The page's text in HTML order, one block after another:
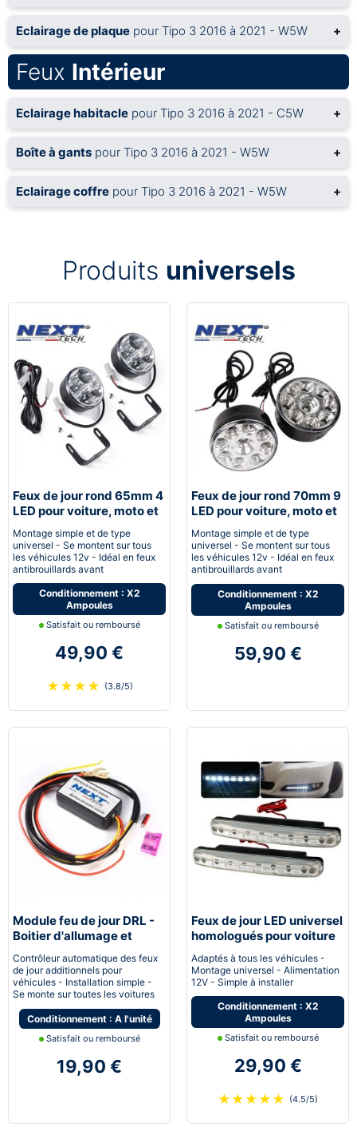
Eclairage de plaque pour Tipo 3 2016 à 2021 - W5W +
Feux Intérieur
Eclairage habitacle pour Tipo 3 2016 à 2021 - C5W +
Boîte à gants pour Tipo 3 2016 à 2021 - W5W +
Eclairage coffre pour Tipo 3 2016 à 2021 - W5W +
Produits universels
Feux de jour rond 65mm 4
LED pour voiture, moto et
Montage simple et de type
universel - Se montent sur tous
les véhicules 12v - Idéal en feux
antibrouillards avant
Conditionnement : X2
Ampoules
Satisfait ou remboursé
49,90 €
★ ★ ★ ★ (3.8/5)
Feux de jour rond 70mm 9
LED pour voiture, moto et
Montage simple et de type
universel - Se montent sur tous
les véhicules 12v - Idéal en feux
antibrouillards avant
Conditionnement : X2
Ampoules
Satisfait ou remboursé
59,90 €
Module feu de jour DRL -
Boitier d'allumage et
extinction automatique
pour feux de jour Led
Contrôleur automatique des feux
de jour additionnels pour
véhicules - Installation simple -
Se monte sur toutes les voitures
Conditionnement : A l'unité
Satisfait ou remboursé
19,90 €
Feux de jour LED universel
homologués pour voiture
moto quad
Adaptés à tous les véhicules -
Montage universel - Alimentation
12V - Simple à installer
Conditionnement : X2
Ampoules
Satisfait ou remboursé
29,90 €
★ ★ ★ ★ ★ (4.5/5)